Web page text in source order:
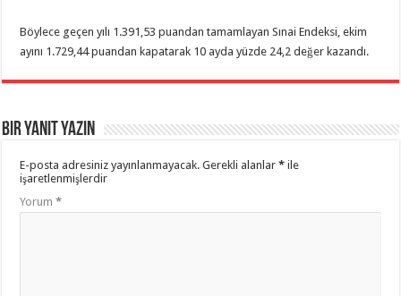
Böylece geçen yılı 1.391,53 puandan tamamlayan Sınai Endeksi, ekim
ayını 1.729,44 puandan kapatarak 10 ayda yüzde 24,2 değer kazandı.
Bir yanıt yazın
E-posta adresiniz yayınlanmayacak. Gerekli alanlar* ile
işaretlenmişlerdir
Yorum*